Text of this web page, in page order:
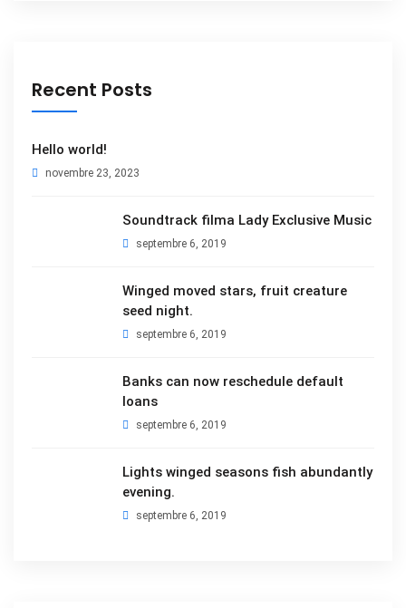
Recent Posts
Hello world!
novembre 23, 2023
Soundtrack filma Lady Exclusive Music
septembre 6, 2019
Winged moved stars, fruit creature
seed night.
septembre 6, 2019
Banks can now reschedule default
loans
septembre 6, 2019
Lights winged seasons fish abundantly
evening.
septembre 6, 2019